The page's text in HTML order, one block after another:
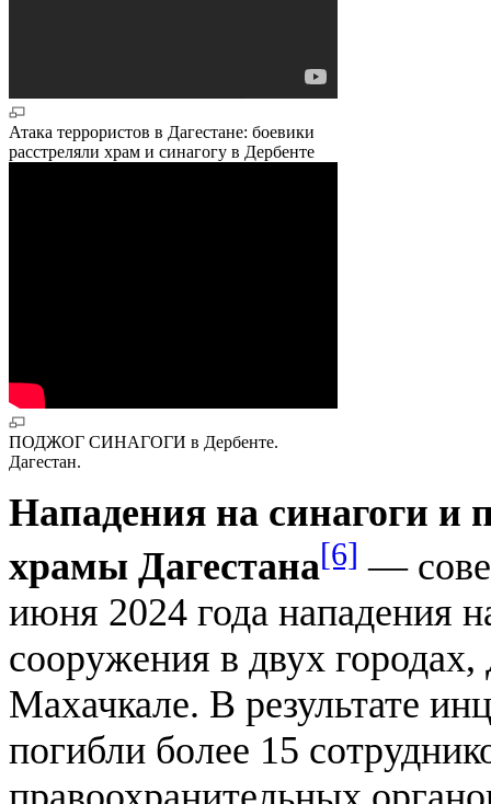
Атака террористов в Дагестане: боевики
расстреляли храм и синагогу в Дербенте
ПОДЖОГ СИНАГОГИ в Дербенте.
Дагестан.
Нападения на синагоги и
храмы Дагестана[6] —
июня 2024 года нападения
сооружения в двух
Махачкале. В результате
погибли более 15